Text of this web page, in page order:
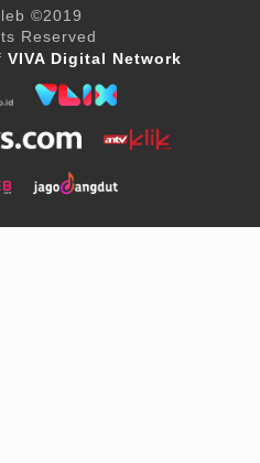
©2019
Reserved
VIVA Digital Network